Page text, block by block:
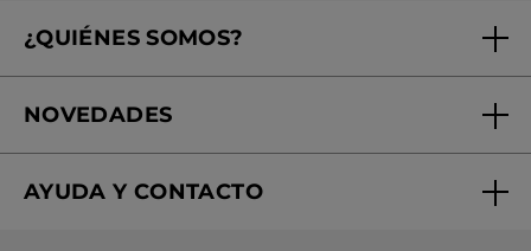
Tratamientos de Belleza
Mi club Yves Rocher
¿QUIÉNES SOMOS?
¿Quiénes somos?
Nuestros compromisos
NOVEDADES
Rebajas
AYUDA Y CONTACTO